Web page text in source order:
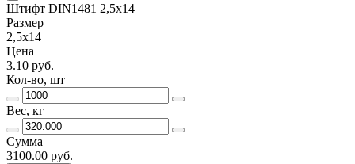
Штифт DIN1481 2,5х14
Размер
2,5х14
Цена
3.10 руб.
Кол-во, шт
Вес, кг
Сумма
3100.00 руб.